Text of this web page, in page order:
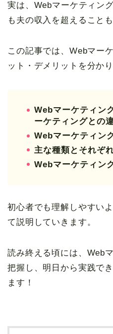
実は、Webマーケティン
も夫の収入を超えること
この記事では、Webマー
ット・デメリットを分か
Webマーケティン
ーケティングとの
Webマーケティン
主な種類とそれぞ
Webマーケティン
初心者でも理解しやすい
て説明していきます。
読み終える頃には、Web
把握し、明日から実践で
ます！